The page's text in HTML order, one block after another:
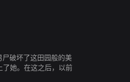
破坏了这田园般的美
了她。在这之后，以前